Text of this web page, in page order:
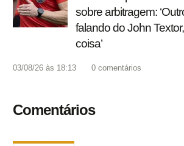
sobre arbitragem:
falando do John
coisa’
03/08/26 às 18:13 0 comentários
Comentários